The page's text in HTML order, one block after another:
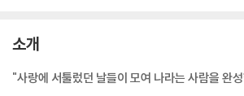
소개
"사랑에 서툴렀던 날들이 모여 나라는 사람을 완